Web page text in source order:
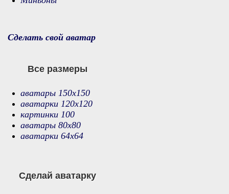
Сделать свой аватар
Все размеры
аватары 150х150
аватарки 120х120
картинки 100
аватары 80х80
аватарки 64х64
Сделай аватарку